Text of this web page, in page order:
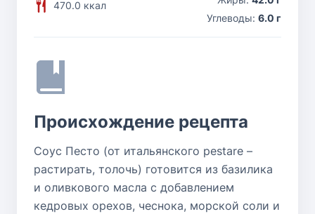
470.0 ккал
Углеводы: 6.0 г
Происхождение рецепта
Соус Песто (от итальянского pestare –
растирать, толочь) готовится из базилика
и оливкового масла с добавлением
кедровых орехов, чеснока, морской соли и